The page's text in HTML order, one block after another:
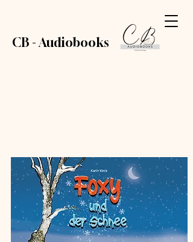
CB - Audiobooks